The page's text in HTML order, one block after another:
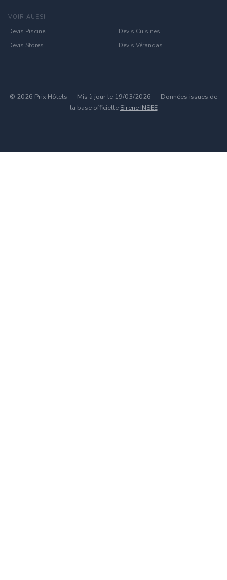
VOIR AUSSI
Devis Piscine
Devis Cuisines
Devis Stores
Devis Vérandas
© 2026 Prix Hôtels — Mis à jour le 19/03/2026 — Données issues de
la base officielle Sirene INSEE